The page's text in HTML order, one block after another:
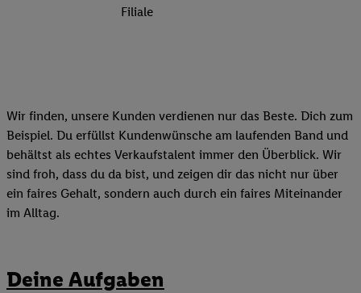
Filiale
Wir finden, unsere Kunden verdienen nur das Beste. Dich zum
Beispiel. Du erfüllst Kundenwünsche am laufenden Band und
behältst als echtes Verkaufstalent immer den Überblick. Wir
sind froh, dass du da bist, und zeigen dir das nicht nur über
ein faires Gehalt, sondern auch durch ein faires Miteinander
im Alltag.
Deine Aufgaben